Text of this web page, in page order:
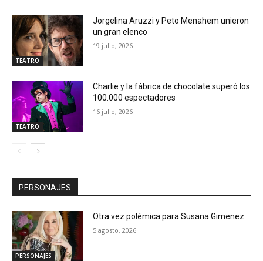
TEATRO
Jorgelina Aruzzi y Peto Menahem unieron
un gran elenco
19 julio, 2026
TEATRO
Charlie y la fábrica de chocolate superó los
100.000 espectadores
16 julio, 2026
PERSONAJES
PERSONAJES
Otra vez polémica para Susana Gimenez
5 agosto, 2026